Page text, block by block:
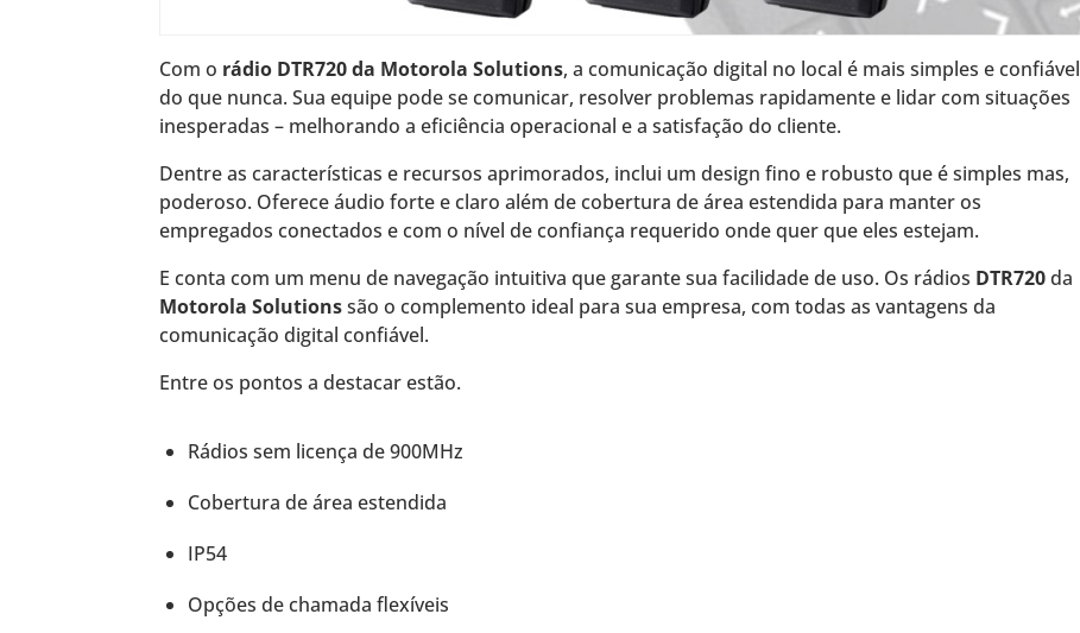
Com o rádio DTR720 da Motorola Solutions, a comunicação digital no local é mais simples e confiável
do que nunca. Sua equipe pode se comunicar, resolver problemas rapidamente e lidar com situações
inesperadas – melhorando a eficiência operacional e a satisfação do cliente.
Dentre as características e recursos aprimorados, inclui um design fino e robusto que é simples mas,
poderoso. Oferece áudio forte e claro além de cobertura de área estendida para manter os
empregados conectados e com o nível de confiança requerido onde quer que eles estejam.
E conta com um menu de navegação intuitiva que garante sua facilidade de uso. Os rádios DTR720da
Motorola Solutionssão o complemento ideal para sua empresa, com todas as vantagens da
comunicação digital confiável.
Entre os pontos a destacar estão.
Rádios sem licença de 900MHz
Cobertura de área estendida
IP54
Opções de chamada flexíveis